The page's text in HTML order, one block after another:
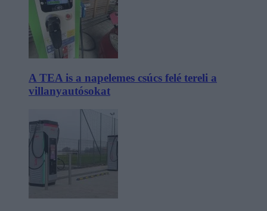
A TEA is a napelemes csúcs felé tereli a
villanyautósokat